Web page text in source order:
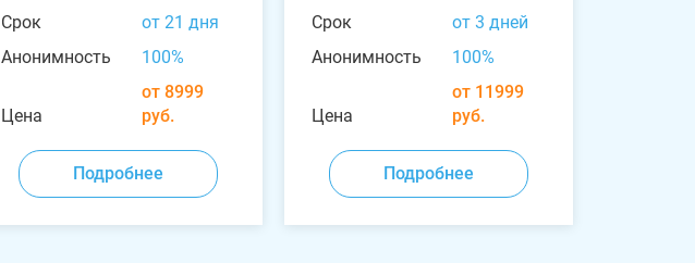
Срок
от 21 дня
Анонимность
100%
Цена
от 8999
руб.
Подробнее
Срок
от 3 дней
Анонимность
100%
Цена
от 11999
руб.
Подробнее